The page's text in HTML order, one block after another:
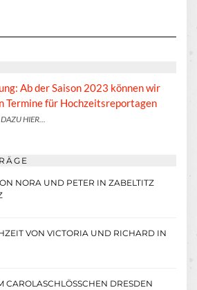
Ab der Saison 2023 können wir
Termine für Hochzeitsreportagen
HIER...
NORA UND PETER IN ZABELTITZ
VON VICTORIA UND RICHARD IN
CAROLASCHLÖSSCHEN DRESDEN